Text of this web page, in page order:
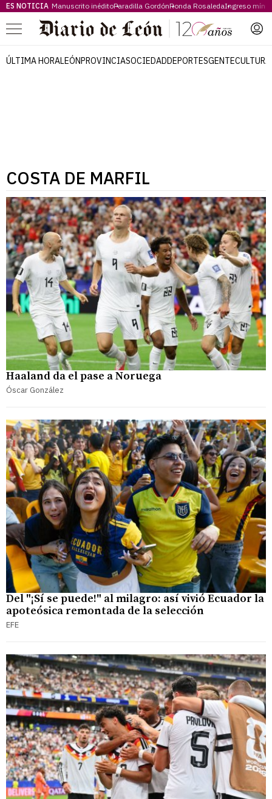
ES NOTICIA Manuscrito inéditoParadilla GordónRonda RosaledaIngreso
Menú
ÚLTIMA HORALEÓNPROVINCIASOCIEDADDEPORTESGENTECULTURA
COSTA DE MARFIL
Haaland da el pase a Noruega
Óscar González
Del "¡Sí se puede!" al milagro: así vivió Ecuador la
apoteósica remontada de la selección
EFE